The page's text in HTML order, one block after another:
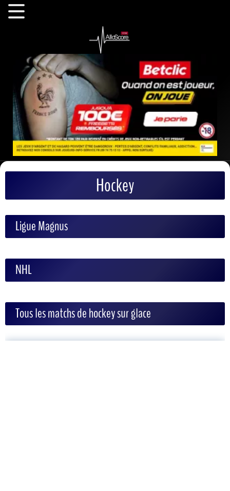
Hockey
Ligue Magnus
NHL
Tous les matchs de hockey sur glace